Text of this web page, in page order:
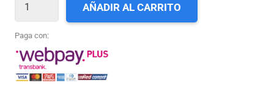
N°
8511
SENO
AÑADIR AL CARRITO
Paga con: